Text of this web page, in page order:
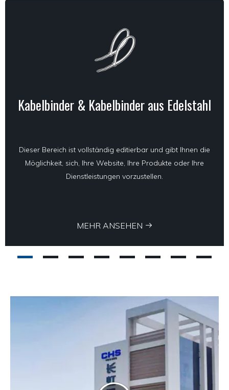
Kabelbinder & Kabelbinder aus Edelstahl
Dieser Bereich ist vollständig editierbar und gibt Ihnen die
Möglichkeit, sich, Ihre Website, Ihre Produkte oder Ihre
Dienstleistungen vorzustellen.
MEHR ANSEHEN